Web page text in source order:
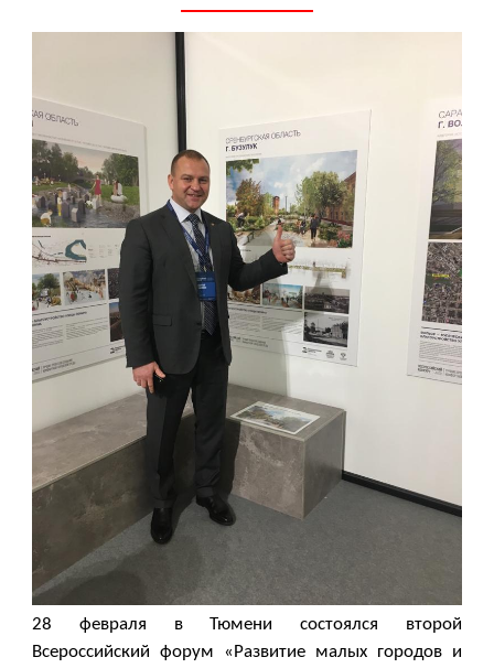
28 февраля в Тюмени состоялся второй
Всероссийский форум «Развитие малых городов и